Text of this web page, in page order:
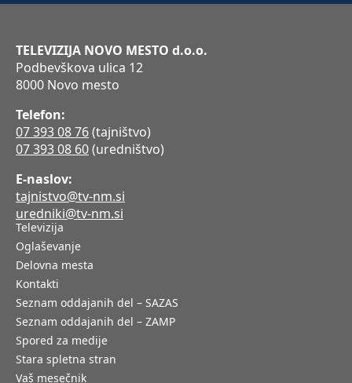
TELEVIZIJA NOVO MESTO d.o.o.
Podbevškova ulica 12
8000 Novo mesto
Telefon:
07 393 08 76(tajništvo)
07 393 08 60(uredništvo)
E-naslov:
tajnistvo@tv-nm.si
uredniki@tv-nm.si
Televizija
Oglaševanje
Delovna mesta
Kontakti
Seznam oddajanih del – SAZAS
Seznam oddajanih del – ZAMP
Spored za medije
Stara spletna stran
Vaš mesečnik